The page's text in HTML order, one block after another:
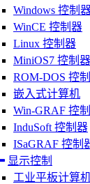
Windows 控制
WinCE 控制器
Linux 控制器
MiniOS7 控制器
ROM-DOS 控
嵌入式计算机
Win-GRAF 控
InduSoft 控制器
ISaGRAF 控制
显示控制
工业平板计算